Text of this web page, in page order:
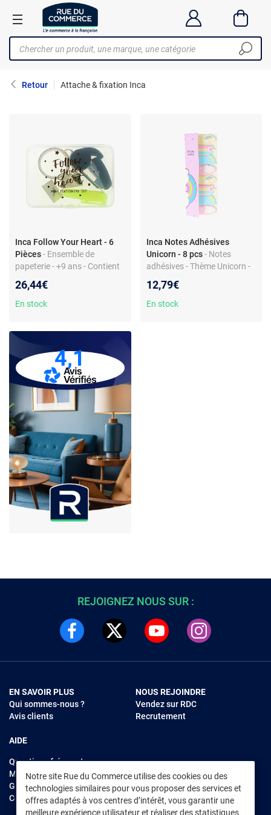
Retour Attache & fixation Inca
Inca Follow Your Heart - 6
Pièces- Ensemble de
papeterie - +9 ans - Contient
26,44€
En stock
Inca Notes Adhésives
Unicorn - 8 pcs - Notes
adhésives - Thème Unicorn -
12,79€
En stock
4,1
REJOIGNEZ NOUS SUR :
EN SAVOIR PLUS
Qui sommes-nous ?
Avis clients
AIDE
Questions fréquentes
Modes de règlements
Garantie et retours
Contacter Rue du Commerce
NOUS REJOINDRE
Vendez sur RDC
Recrutement
Notre site Rue du Commerce utilise des cookies ou des
technologies similaires pour vous proposer des services et
offres adaptés à vos centres d’intérêt, vous garantir une
meilleure expérience utilisateur et réaliser des statistiques